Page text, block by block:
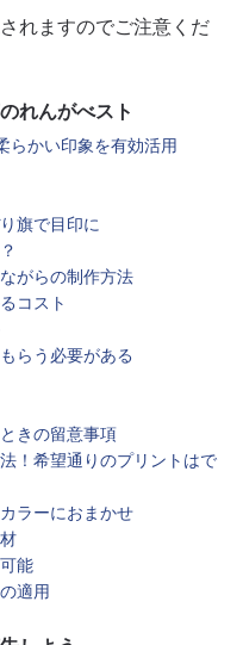
れますのでご注意くだ
れんがべスト
らかい印象を有効活用
旗で目印に
がらの制作方法
コスト
らう必要がある
きの留意事項
！希望通りのプリントはで
ラーにおまかせ
能
適用